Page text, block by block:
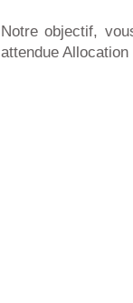
Notre objectif,
attendue